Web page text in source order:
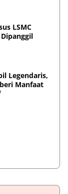
LSMC
Dipanggil
Legendaris,
Manfaat